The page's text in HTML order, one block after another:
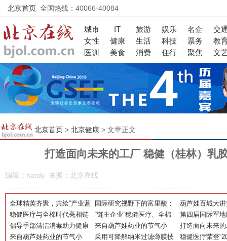
北京首页 全国热线：40066-40084
城市 IT 旅游 娱乐 名企
交
女性
健康 生活 科技 票务
教
医训
美食 消费 住行 聚焦 文
北京首页> 北京健康> 文章正文
打造面向未来的工厂 稳健（桂林）乳
编辑：hardy 来源：北京在线
全球精英齐聚，共绘“产业蓝
海·新智康养·药膳出海”新蓝
图
国际研究视野下的富里酸：
从细胞代谢到免疫调节的多
重潜力
葫芦娃百城大
站：支原体肺
儿童科学用药
稳健医疗与全棉时代亮相链
博会 李建全：打造健康生
活“共赢链”
“链主企业”稳健医疗、全棉
时代亮相首届链博会 引领以
棉为核心的健康生活链
第四届国际军
新大会将于10
倡导手部清洁消毒助力健康
生活 稳健医疗发起“55护手
来自葫芦娃药业的节气小
TIPS之——巧用连翘，一起
打造面向未来
（桂林）乳胶
来自葫芦娃药业的节气小
采用可降解纳米过滤薄膜技
稳健医疗荣登